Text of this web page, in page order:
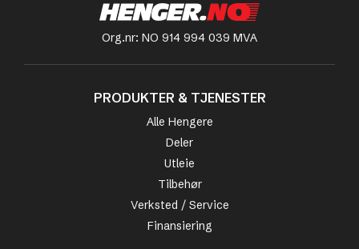
Org.nr: NO 914 994 039 MVA
PRODUKTER & TJENESTER
Alle Hengere
Deler
Utleie
Tilbehør
Verksted / Service
Finansiering